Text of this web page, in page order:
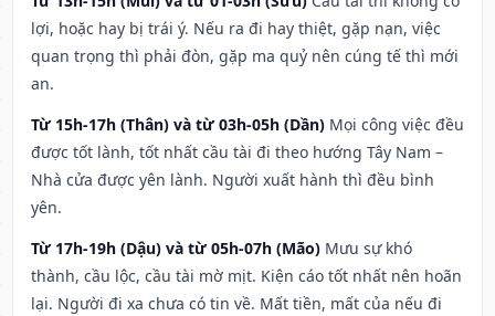
lợi, hoặc hay bị trái ý. Nếu ra đi hay thiệt, gặp nạn, việc
quan trọng thì phải đòn, gặp ma quỷ nên cúng tế thì mới
an.
Từ 15h-17h (Thân) và từ 03h-05h (Dần) Mọi công việc đều
được tốt lành, tốt nhất cầu tài đi theo hướng Tây Nam –
Nhà cửa được yên lành. Người xuất hành thì đều bình
yên.
Từ 17h-19h (Dậu) và từ 05h-07h (Mão) Mưu sự khó
thành, cầu lộc, cầu tài mờ mịt. Kiện cáo tốt nhất nên hoãn
lại. Người đi xa chưa có tin về. Mất tiền, mất của nếu đi